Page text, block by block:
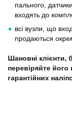
пального,
входять до
всі вузли, що
продаються
Шановні клієнти,
перевіряйте його
гарантійних